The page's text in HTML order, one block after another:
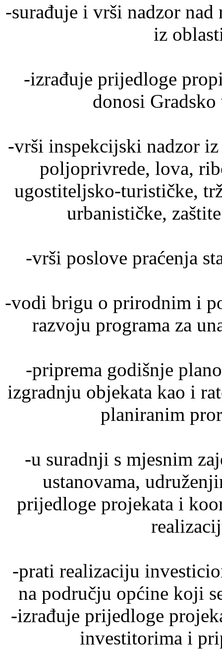
-surađuje i vrši nadzor
iz
-izrađuje prijedloge
donosi
-vrši inspekcijski nadzor
poljoprivrede, lova,
ugostiteljsko-turističke,
urbanističke,
-vrši poslove praćenja
-vodi brigu o prirodnim i
razvoju programa za
-priprema godišnje
izgradnju objekata kao i
planiranim
-u suradnji s mjesnim
ustanovama,
prijedloge projekata i
-prati realizaciju
na području općine koji
-izrađuje prijedloge
investitorima i